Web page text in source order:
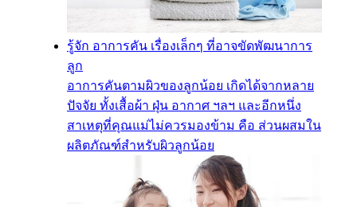
รู้จัก อาการคัน เรื่องเล็กๆ ที่อาจขัดพัฒนาการ
ลูก
อาการคันตามผิวของลูกน้อย เกิดได้จากหลาย
ปัจจัย ทั้งเสื้อผ้า ฝุ่น อากาศ ฯลฯ และอีกหนึ่ง
สาเหตุที่คุณแม่ไม่ควรมองข้าม คือ ส่วนผสมใน
ผลิตภัณฑ์สำหรับผิวลูกน้อย